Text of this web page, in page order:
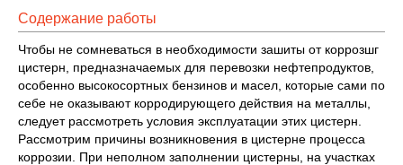
Содержание работы
Чтобы не сомневаться в необходимости зашиты от коррозшг
цистерн, предназначаемых для перевозки нефтепродуктов,
особен­но высокосортных бензинов и масел, которые сами по
себе не ока­зывают корродирующего действия на металлы,
следует рассмотреть условия эксплуатации этих цистерн.
Рассмотрим причины возникно­вения в цистерне процесса
коррозии. При неполном заполнении цистерны, на участках